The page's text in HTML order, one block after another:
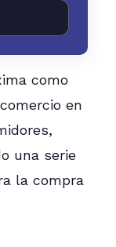
como
en
una serie
la compra